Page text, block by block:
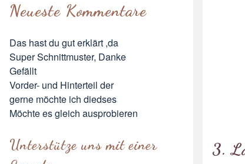
Neueste Kommentare
Das hast du gut erklärt ,da
Super Schnittmuster, Danke
Gefällt
Vorder- und Hinterteil der
gerne möchte ich diedses
Möchte es gleich ausprobieren
Unterstütze uns mit einer
3.